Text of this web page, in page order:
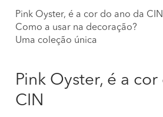
Pink Oyster, é a cor do ano da CIN
Como a usar na decoração?
Uma coleção única
Pink Oyster, é a
CIN